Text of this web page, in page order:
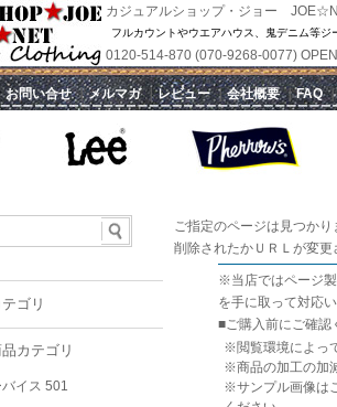
カジュアルショップ・ジョー
フルカウントやウエアハウス、鬼デニム等ジ
0120-514-870 (070-9268-0077)
お問い合せ｜メルマガ｜レビュー｜会社概要｜FAQ
ご指定のページは見つかり
削除されたかＵＲＬが変更
※当店ではページ
を手に取って対応
■ご購入前にご確認
※閲覧環境によっ
※商品の加工の加
※サンプル画像は
ゴリ
カテゴリ
バイス 501